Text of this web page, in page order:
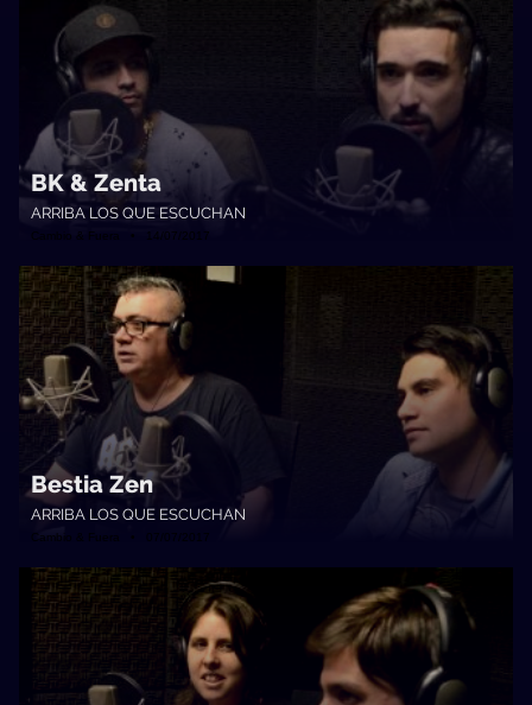
BK & Zenta
ARRIBA LOS QUE ESCUCHAN
Cambio & Fuera • 14/07/2017
Bestia Zen
ARRIBA LOS QUE ESCUCHAN
Cambio & Fuera • 07/07/2017